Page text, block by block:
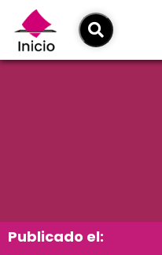
Publicado el: